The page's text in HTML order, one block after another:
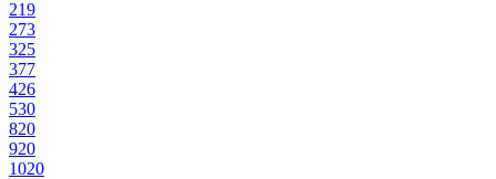
219
273
325
377
426
530
820
920
1020